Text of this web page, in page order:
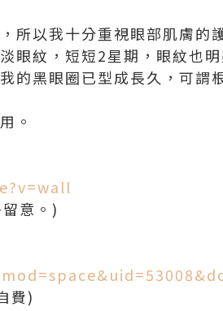
所以我十分重視眼部肌膚
紋，短短2星期，眼紋也
的黑眼圈已型成長久，可謂
。
意。)
費)